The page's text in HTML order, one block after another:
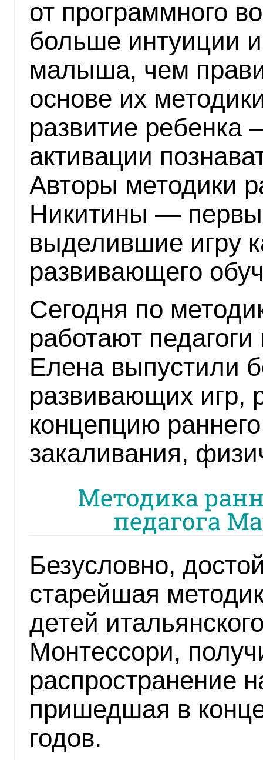
от программного
больше интуиции
малыша, чем
основе их
развитие ребенка
активации
Авторы методики
Никитины —
выделившие игру
развивающего
Сегодня по
работают
Елена выпустили
развивающих игр,
концепцию
закаливания,
Методика
педагога
Безусловно,
старейшая
детей
Монтессори,
распространение
пришедшая в
годов.